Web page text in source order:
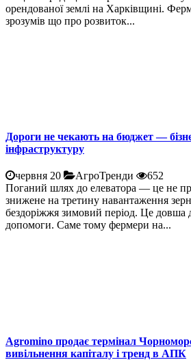
орендованої землі на Харківщині.
зрозумів що про розвиток...
Дороги не чекають на бюджет —
інфраструктуру
червня 20 АгроТренди
652
Поганий шлях до елеватора — це не
знижене на третину навантаження
бездоріжжя зимовий період. Це довша
допомоги. Саме тому фермери на...
Agromino продає термінал
вивільнення капіталу і тренд в АПК